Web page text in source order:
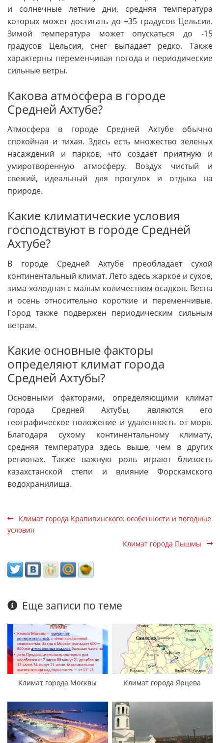
и солнечные летние дни, средняя температура
которых может достигать до +35 градусов Цельсия.
Зимой температура может опускаться до -15
градусов Цельсия, снег выпадает редко. Также
характерны переменчивая погода и периодические
сильные ветры.
Какова атмосфера в городе
Средней Ахтубе?
Атмосфера в городе Средней Ахтубе обычно
спокойная и тихая. Здесь есть множество зеленых
насаждений и парков, что создает приятную и
умиротворенную атмосферу. Воздух чистый и
свежий, идеальный для прогулок и отдыха на
природе.
Какие климатические условия
господствуют в городе Средней
Ахтубе?
В городе Средней Ахтубе преобладает сухой
континентальный климат. Лето здесь жаркое и сухое,
зима холодная с малым количеством осадков. Весна
и осень относительно короткие и переменчивые.
Город также подвержен периодическим сильным
ветрам.
Какие основные факторы
определяют климат города
Средней Ахтубы?
Основными факторами, определяющими климат
города Средней Ахтубы, являются его
географическое положение и удаленность от моря.
Благодаря сухому континентальному климату,
средняя температура здесь выше, чем в других
регионах. Также важную роль играют близость
казахстанской степи и влияние Форскамского
водохранилища.
Климат города Крапивинского: особенности и погодные
условия
Климат города Пышмы
Еще записи по теме
Климат города Москвы Климат города Ярцева